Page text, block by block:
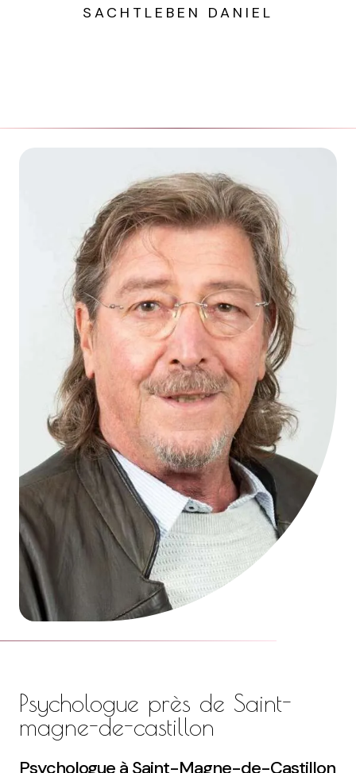
SACHTLEBEN DANIEL
Psychologue près de Saint-
magne-de-castillon
Psychologue à Saint-Magne-de-Castillon